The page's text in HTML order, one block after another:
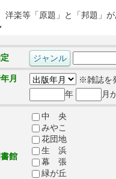
洋楽等「原題」と「邦題」
月
※雑誌を
年
月
館
中 央
みやこ
花団地
生 浜
幕 張
緑が丘